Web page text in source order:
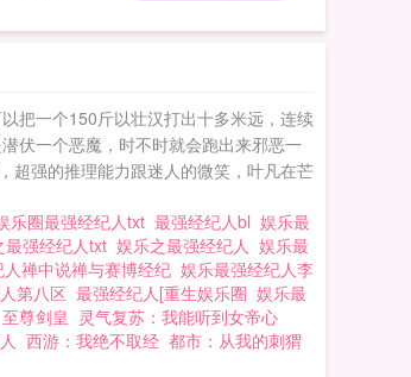
勿模
把一个150斤以壮汉打出十多米远，连续
伏一个恶魔，时不时就会跑出来邪恶一
超强的推理能力跟迷人的微笑，叶凡在芒
乐圈最强经纪人txt 最强经纪人bl 娱乐最
最强经纪人txt 娱乐之最强经纪人 娱乐最
禅中说禅与赛博经纪 娱乐最强经纪人李
第八区 最强经纪人[重生娱乐圈 娱乐最
至尊剑皇 灵气复苏：我能听到女帝心
西游：我绝不取经 都市：从我的刺猬